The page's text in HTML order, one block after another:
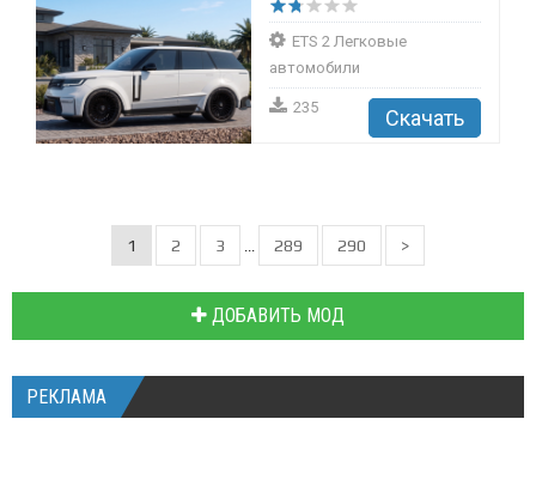
ETS 2 Легковые
автомобили
235 Скачать
1 2 3 ... 289 290 >
ДОБАВИТЬ МОД
РЕКЛАМА